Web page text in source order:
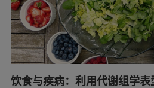
饮食与疾病：利用代谢组学表